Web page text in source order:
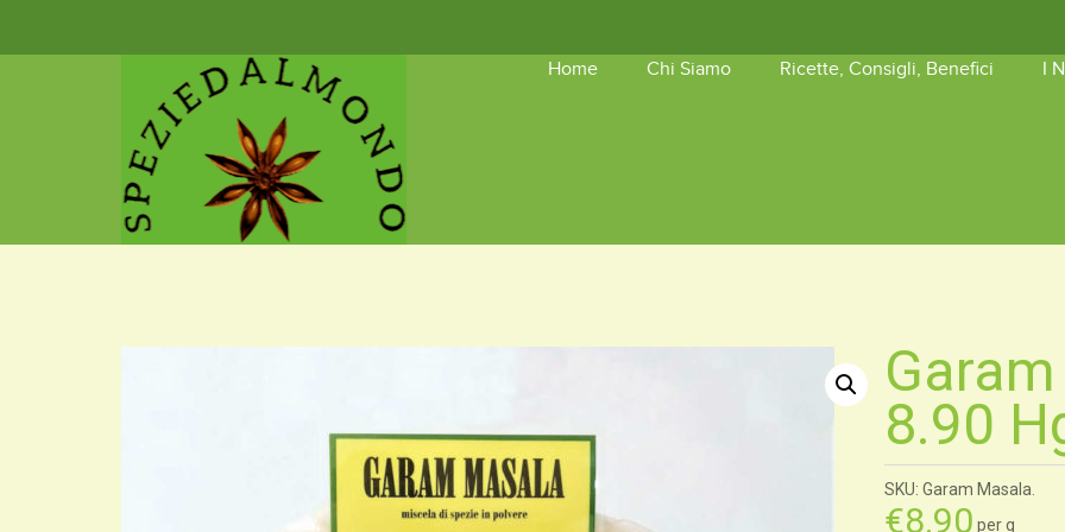
Home Chi Siamo Ricette, Consigli, Benefici I
8.90
SKU: Garam Masala.
€8.90 per g